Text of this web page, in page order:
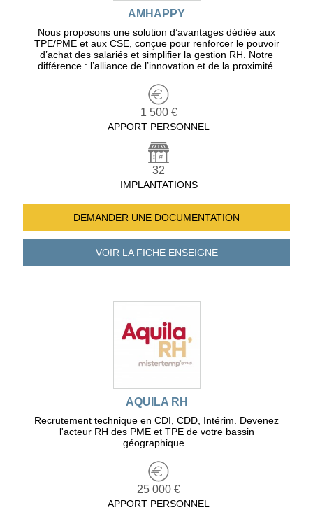
AMHAPPY
Nous proposons une solution d’avantages dédiée aux
TPE/PME et aux CSE, conçue pour renforcer le pouvoir
d’achat des salariés et simplifier la gestion RH. Notre
différence : l’alliance de l’innovation et de la proximité.
1 500 €
APPORT PERSONNEL
32
IMPLANTATIONS
DEMANDER UNE DOCUMENTATION
VOIR LA FICHEENSEIGNE
AQUILA RH
Recrutement technique en CDI, CDD, Intérim. Devenez
l'acteur RH des PME et TPE de votre bassin
géographique.
25 000 €
APPORT PERSONNEL